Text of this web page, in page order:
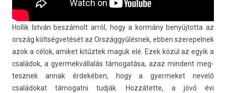
Hol­lik István beszámolt arról, hogy a kormány be­nyúj­totta az
ország költségvetését az Országgyűlésnek, ebben szerepel­nek
azok a célok, amiket kitűztek maguk elé. Ezek közül az egyik a
családok, a gyer­mekvál­lalás támogatása, azaz min­dent meg­
tesznek annak érdekében, hogy a gyer­meket nevelő
családokat támogat­ni tudják. Hozzátette, a jövő évi